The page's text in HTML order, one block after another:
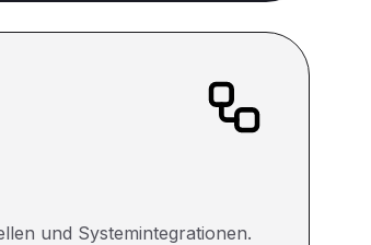
und Systemintegrationen.